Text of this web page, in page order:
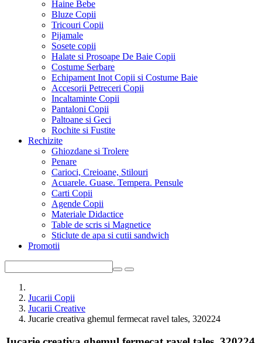
Haine Bebe
Bluze Copii
Tricouri Copii
Pijamale
Sosete copii
Halate si Prosoape De Baie Copii
Costume Serbare
Echipament Inot Copii si Costume Baie
Accesorii Petreceri Copii
Incaltaminte Copii
Pantaloni Copii
Paltoane si Geci
Rochite si Fustite
Rechizite
Ghiozdane si Trolere
Penare
Carioci, Creioane, Stilouri
Acuarele. Guase. Tempera. Pensule
Carti Copii
Agende Copii
Materiale Didactice
Table de scris si Magnetice
Sticlute de apa si cutii sandwich
Promotii
Jucarii Copii
Jucarii Creative
Jucarie creativa ghemul fermecat ravel tales, 320224